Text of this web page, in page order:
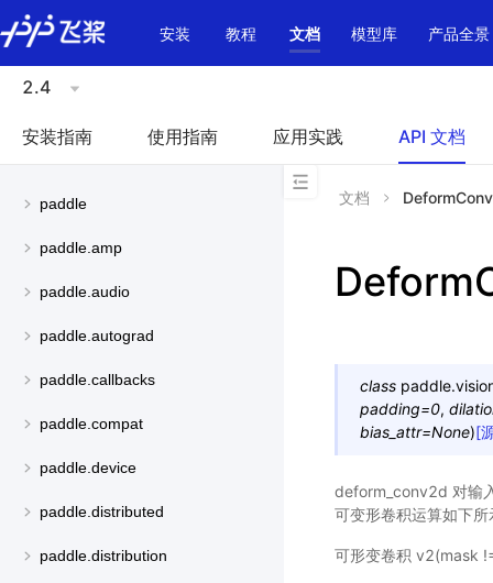
\u200E
安装
教程 文档 模型库 产品全景
2.4
安装指南 使用指南 应用实践 API 文档
paddle
paddle.amp
paddle.audio
paddle.autograd
paddle.callbacks
paddle.compat
paddle.device
paddle.distributed
paddle.distribution
文档
class
padding=0,
bias_attr=None)[
deform_conv2d 对输
可变形卷积运算如下所
可形变卷积 v2(mask